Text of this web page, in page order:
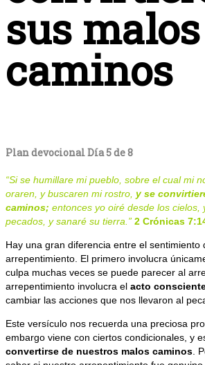
sus malos
caminos
Plan devocional Día 5 de 8
“Si se humillare mi pueblo sobre el cual mi
oraren, y buscaren mi rostro, y se
caminos; entonces yo oiré desde los cielos,
pecados, y sanaré su tierra.” 2 Crónicas
Hay una gran diferencia entre el sentimiento
arrepentimiento. El primero involucra
culpa muchas veces se puede parecer al
arrepentimiento involucra el acto
cambiar las acciones que nos llevaron al
Este versículo nos recuerda una preciosa
embargo viene con ciertos condicionales, y
convertirse de nuestros malos caminos .